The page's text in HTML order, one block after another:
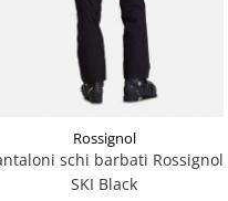
Rossignol
schi barbati Rossignol
SKI Black